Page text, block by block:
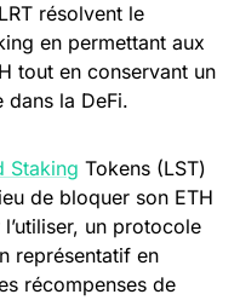
résolvent le
en permettant aux
tout en conservant un
dans la DeFi.
Staking Tokens (LST)
de bloquer son ETH
un protocole
représentatif en
récompenses de